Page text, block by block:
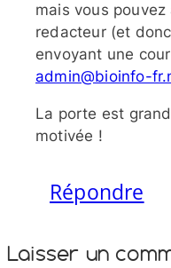
mais vous
redacteur (et
envoyant une
admin@​bioinfo-​
La porte est
motivée !
Répondre
Laisser un